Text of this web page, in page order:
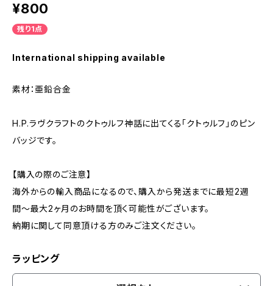
¥800
残り1点
International shipping available
素材：亜鉛合金
H.P.ラヴクラフトのクトゥルフ神話に出てくる「クトゥルフ」のピン
バッジです。
【購入の際のご注意】
海外からの輸入商品になるので、購入から発送までに最短2週
間〜最大2ヶ月のお時間を頂く可能性がございます。
納期に関して同意頂ける方のみご注文ください。
ラッピング